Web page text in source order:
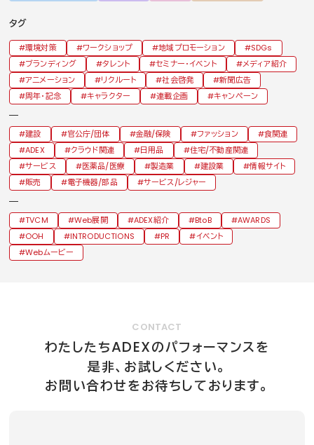
タグ
環境対策 ワークショップ 地域プロモーション
SDGs
ブランディング
タレント セミナー・イベント
メディア紹介
アニメーション
リクルート 社会啓発
新聞広告
周年・記念
キャラクター 連載企画 キャンペーン
建設 官公庁/団体 金融/保険 ファッション
食関連
ADEX
クラウド関連 日用品
住宅/不動産関連
サービス
医薬品/医療 製造業 建設業
情報サイト
販売
電子機器/部品 サービス/レジャー
TVCM Web展開 ADEX紹介 BtoB
AWARDS
OOH
INTRODUCTIONS PR
イベント
Webムービー
CONTACT
わたしたちADEXのパフォーマンスを
是非、お試しください。
お問い合わせをお待ちしております。